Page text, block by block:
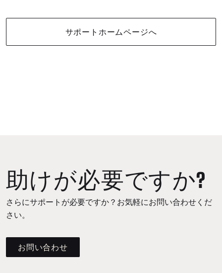
サポートホームページへ
助けが必要ですか?
さらにサポートが必要ですか？お気軽にお問い合わせくだ
さい。
お問い合わせ